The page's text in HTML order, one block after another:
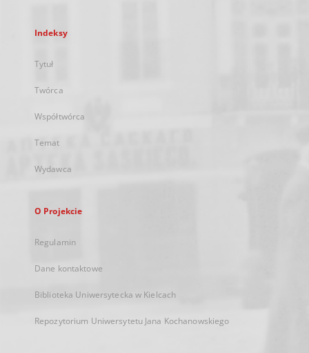
Indeksy
Tytuł
Twórca
Współtwórca
Temat
Wydawca
O Projekcie
Regulamin
Dane kontaktowe
Biblioteka Uniwersytecka w Kielcach
Repozytorium Uniwersytetu Jana Kochanowskiego